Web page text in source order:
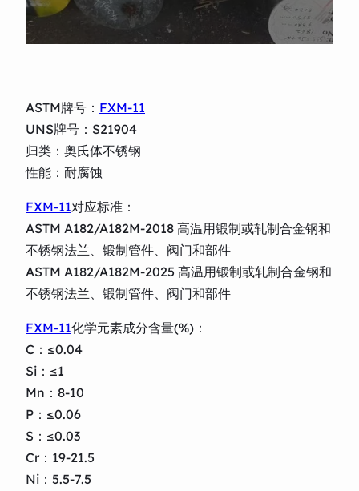
ASTM牌号： FXM-11
UNS牌号：S21904
归类：奥氏体不锈钢
性能：耐腐蚀
FXM-11对应标准：
ASTM A182/A182M-2018 高温用锻制或轧制合金钢和
不锈钢法兰、锻制管件、阀门和部件
ASTM A182/A182M-2025 高温用锻制或轧制合金钢和
不锈钢法兰、锻制管件、阀门和部件
FXM-11化学元素成分含量(%)：
C：≤0.04
Si：≤1
Mn：8-10
P：≤0.06
S：≤0.03
Cr：19-21.5
Ni：5.5-7.5